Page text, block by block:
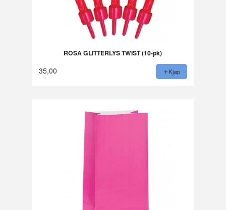
ROSA GLITTERLYS TWIST (10-pk)
35,00 Kjøp